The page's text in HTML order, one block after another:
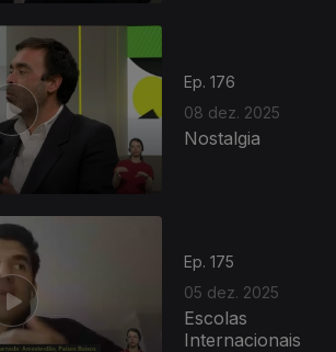
Ep. 176
08 dez. 2025
Nostalgia
Ep. 175
05 dez. 2025
Escolas
Internacionais